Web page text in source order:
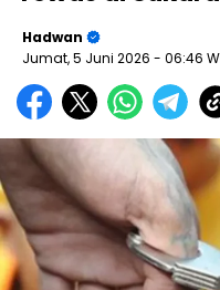
Hadwan
Jumat, 5 Juni 2026 - 06:46